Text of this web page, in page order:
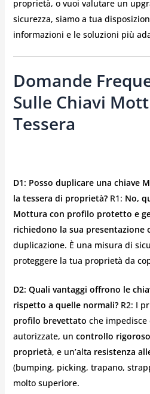
proprietà, o vuoi valutare un
sicurezza, siamo a tua
informazioni e le soluzioni più
Domande
Sulle Chiavi
Tessera
D1: Posso duplicare una chiave
la tessera di proprietà?R1: No,
Mottura con profilo protetto e
richiedono la sua presentazione
duplicazione. È una misura di
proteggere la tua proprietà da
D2: Quali vantaggi offrono le
rispetto a quelle normali?R2: I
profilo brevettato che
autorizzate, un controllo
proprietà, e un’alta resistenza
(bumping, picking, trapano,
molto superiore.